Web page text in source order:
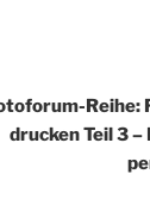
Reihe:
drucken Teil 3 –